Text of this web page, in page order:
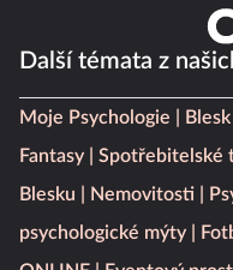
Další témata z
Moje Psychologie
Fantasy
Spotřebitelské
Blesku
Nemovitosti
psychologické mýty